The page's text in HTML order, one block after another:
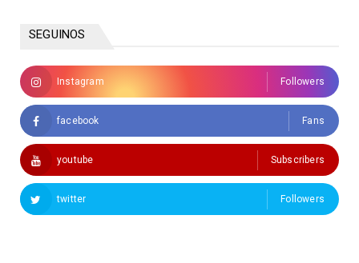
SEGUINOS
Instagram Followers
facebook Fans
youtube Subscribers
twitter Followers